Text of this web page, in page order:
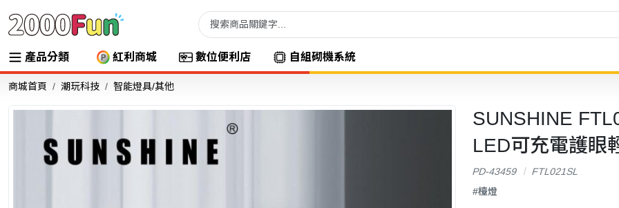
產品分類 紅利商城 數位便利店 自組砌機系統
商城首頁 潮玩科技 智能燈具/其他
SUNSHINE
LED可充電護眼
PD-43459
FTL021SL
#檯燈